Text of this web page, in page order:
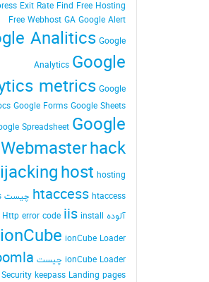
Exit Rate Find Free Hosting
Free Webhost GA Google Alert
Analitics Google
Analytics Google
metrics Google
Google Forms Google Sheets
Spreadsheet Google
Webmasterhack
host hosting
htaccess htaccess چیست
آلوده
Http error code iis install
ionCube ionCube Loader
ionCube Loader چیست
keepass Landing pages